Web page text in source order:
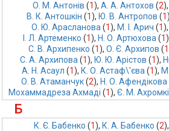
О. М. Антонів (1), А. А. Антохов (2),
В. К. Антошкін (1), Ю. В. Антропов (1
О. Ю. Арасланова (1), М. І. Арич (1),
І. Л. Артеменко (1), Н. О. Артюхова (1
С. В. Архипенко (1), О. Є. Архипов (1
С. А. Архипова (1), Ю. Ю. Арістов (1),
А. Н. Асаул (1), К. О. Астаф\'єва (1),
О. В. Атаманчук (2), Н. О. Афендікова
Мохаммадреза Ахмаді (1), Є. М.
Б
К. Є. Бабенко (1), К. А. Бабенко (2),